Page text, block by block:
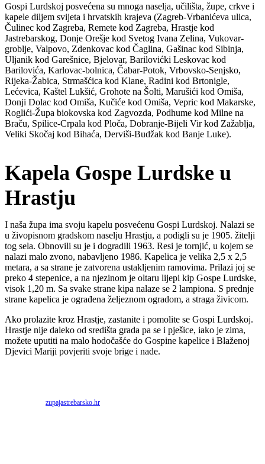
Gospi Lurdskoj posvećena su mnoga naselja, učilišta, župe, crkve i
kapele diljem svijeta i hrvatskih krajeva (Zagreb-Vrbanićeva ulica,
Čulinec kod Zagreba, Remete kod Zagreba, Hrastje kod
Jastrebarskog, Donje Orešje kod Svetog Ivana Zelina, Vukovar-
groblje, Valpovo, Zdenkovac kod Čaglina, Gašinac kod Sibinja,
Uljanik kod Garešnice, Bjelovar, Barilovićki Leskovac kod
Barilovića, Karlovac-bolnica, Čabar-Potok, Vrbovsko-Senjsko,
Rijeka-Žabica, Strmašćica kod Klane, Radini kod Brtonigle,
Lećevica, Kaštel Lukšić, Grohote na Šolti, Marušići kod Omiša,
Donji Dolac kod Omiša, Kučiće kod Omiša, Vepric kod Makarske,
Roglići-Župa biokovska kod Zagvozda, Podhume kod Milne na
Braču, Spilice-Crpala kod Ploča, Dobranje-Bijeli Vir kod Zažablja,
Veliki Skočaj kod Bihaća, Derviši-Budžak kod Banje Luke).
Kapela Gospe Lurdske u
Hrastju
I naša župa ima svoju kapelu posvećenu Gospi Lurdskoj. Nalazi se
u živopisnom gradskom naselju Hrastju, a podigli su je 1905. žitelji
tog sela. Obnovili su je i dogradili 1963. Resi je tornjić, u kojem se
nalazi malo zvono, nabavljeno 1986. Kapelica je velika 2,5 x 2,5
metara, a sa strane je zatvorena ustakljenim ramovima. Prilazi joj se
preko 4 stepenice, a na njezinom je oltaru lijepi kip Gospe Lurdske,
visok 1,20 m. Sa svake strane kipa nalaze se 2 lampiona. S prednje
strane kapelica je ograđena željeznom ogradom, a straga živicom.
Ako prolazite kroz Hrastje, zastanite i pomolite se Gospi Lurdskoj.
Hrastje nije daleko od središta grada pa se i pješice, iako je zima,
možete uputiti na malo hodočašće do Gospine kapelice i Blaženoj
Djevici Mariji povjeriti svoje brige i nade.
Izvor:zupajastrebarsko.hr